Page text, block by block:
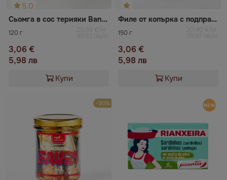
5.0
Сьомга в сос терияки Banga
120 г 25,50 €/кг
49,83 лв/кг
3,06 €
5,98 лв
Купи
Филе от копърка с подправки „Капитан”
150 г 20,40 €/кг
39,87 лв/кг
3,06 €
5,98 лв
Купи
-30%